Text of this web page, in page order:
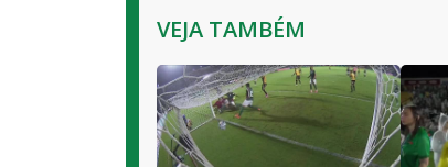
VEJA TAMBÉM